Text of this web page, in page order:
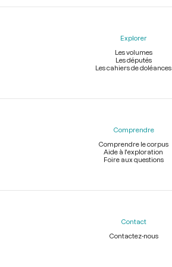
Explorer
Les volumes
Les députés
Les cahiers de doléances
Comprendre
Comprendre le corpus
Aide à l'exploration
Foire aux questions
Contact
Contactez-nous